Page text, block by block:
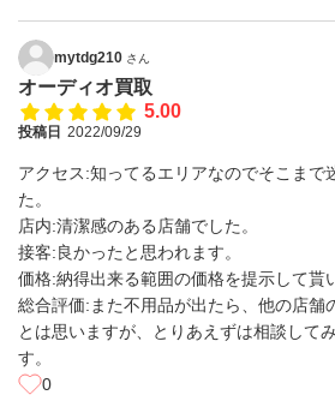
mytdg210 さん
オーディオ買取
5.00
投稿日 2022/09/29
アクセス:知ってるエリアなのでそこまで
た。
店内:清潔感のある店舗でした。
接客:良かったと思われます。
価格:納得出来る範囲の価格を提示して貰
総合評価:また不用品が出たら、他の店舗
とは思いますが、とりあえずは相談して
す。
0